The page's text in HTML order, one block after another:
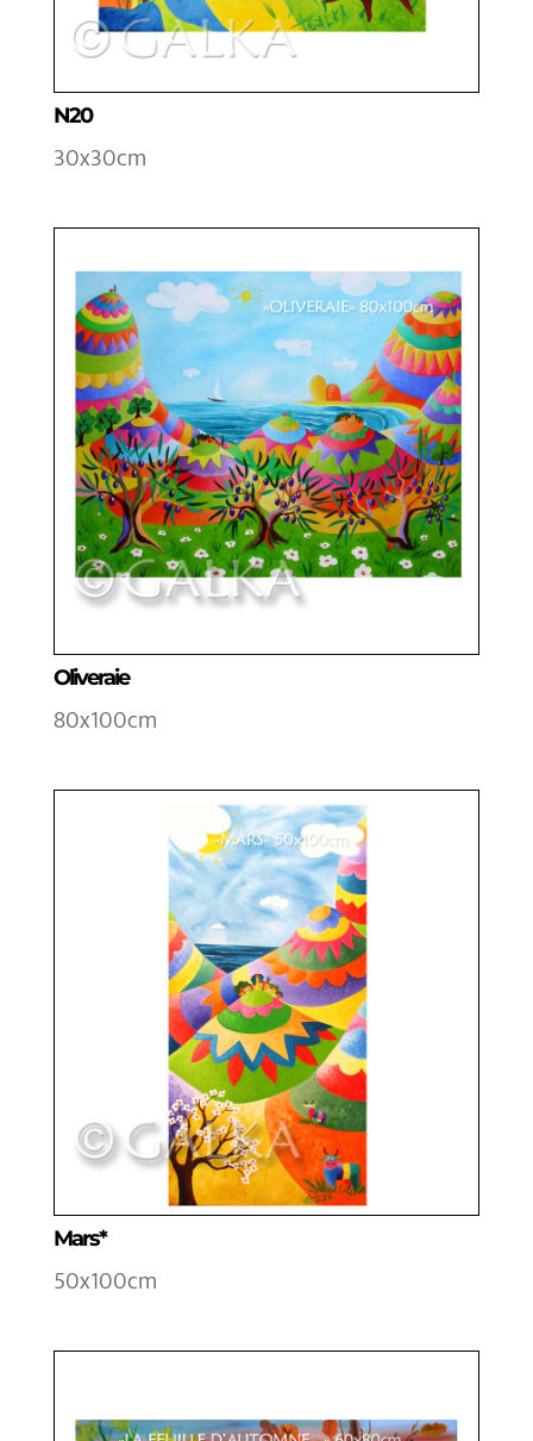
N20
30x30cm
Oliveraie
80x100cm
Mars*
50x100cm